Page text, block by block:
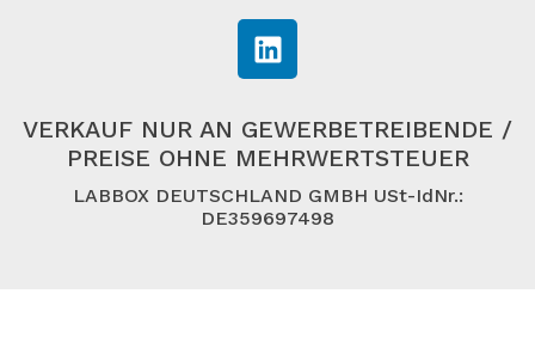
VERKAUF NUR AN GEWERBETREIBENDE /
PREISE OHNE MEHRWERTSTEUER
LABBOX DEUTSCHLAND GMBH USt-IdNr.:
DE359697498